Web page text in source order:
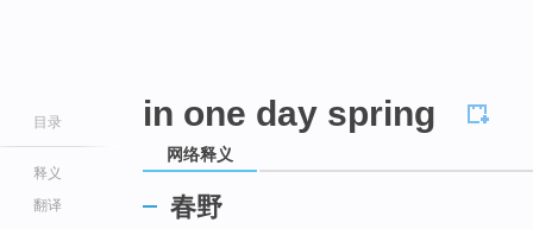
目录
释义
翻译
in one day spring
网络释义
春野